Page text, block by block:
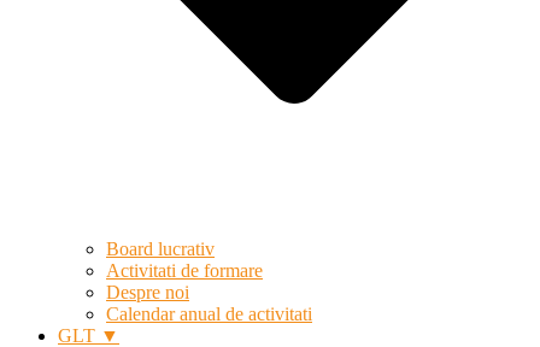
Board lucrativ
Activitati de formare
Despre noi
Calendar anual de activitati
GLT ▼